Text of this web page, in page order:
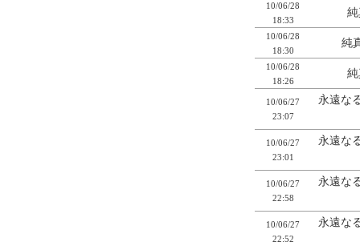
10/06/28
18:33
純
10/06/28
18:30
純
10/06/28
18:26
純
10/06/27
23:07
永遠な
10/06/27
23:01
永遠な
10/06/27
22:58
永遠な
10/06/27
22:52
永遠な